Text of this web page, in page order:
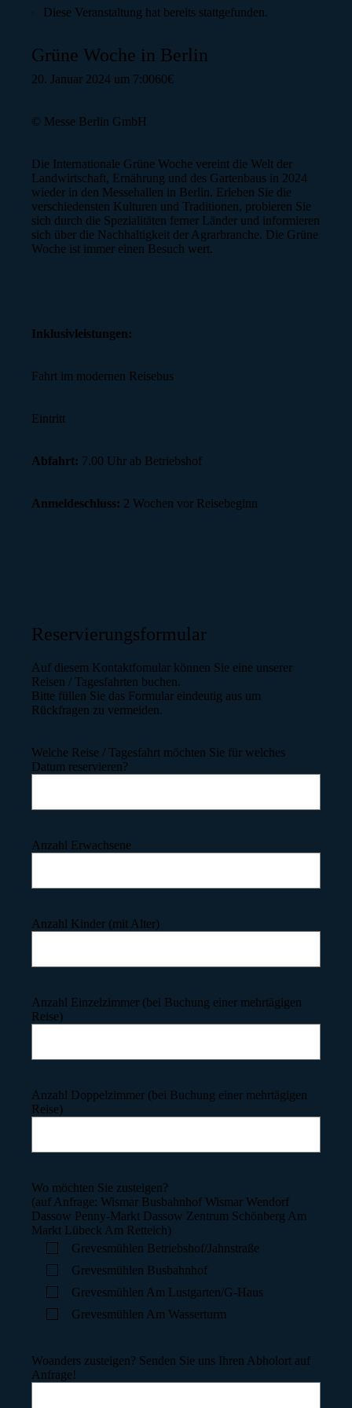
Diese Veranstaltung hat bereits stattgefunden.
Grüne Woche in Berlin
20. Januar 2024 um 7:0060€
© Messe Berlin GmbH
Die Internationale Grüne Woche vereint die Welt der
Landwirtschaft, Ernährung und des Gartenbaus in 2024
wieder in den Messehallen in Berlin. Erleben Sie die
verschiedensten Kulturen und Traditionen, probieren Sie
sich durch die Spezialitäten ferner Länder und informieren
sich über die Nachhaltigkeit der Agrarbranche. Die Grüne
Woche ist immer einen Besuch wert.
Inklusivleistungen:
Fahrt im modernen Reisebus
Eintritt
Abfahrt: 7.00 Uhr ab Betriebshof
Anmeldeschluss: 2 Wochen vor Reisebeginn
Reservierungsformular
Auf diesem Kontaktfomular können Sie eine unserer
Reisen / Tagesfahrten buchen.
Bitte füllen Sie das Formular eindeutig aus um
Rückfragen zu vermeiden.
Welche Reise / Tagesfahrt möchten Sie für welches
Datum reservieren?
Anzahl Erwachsene
Anzahl Kinder (mit Alter)
Anzahl Einzelzimmer (bei Buchung einer mehrtägigen
Reise)
Anzahl Doppelzimmer (bei Buchung einer mehrtägigen
Reise)
Wo möchten Sie zusteigen?
(auf Anfrage: Wismar Busbahnhof Wismar Wendorf
Dassow Penny-Markt Dassow Zentrum Schönberg Am
Markt Lübeck Am Retteich)
Grevesmühlen Betriebshof/Jahnstraße
Grevesmühlen Busbahnhof
Grevesmühlen Am Lustgarten/G-Haus
Grevesmühlen Am Wasserturm
Woanders zusteigen? Senden Sie uns Ihren Abholort auf
Anfrage!